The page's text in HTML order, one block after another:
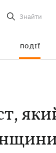
Знайти
ПОДІЇ